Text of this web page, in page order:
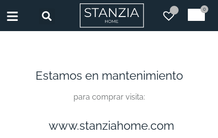
0
Estamos en mantenimiento
para comprar visita:
www.stanziahome.com